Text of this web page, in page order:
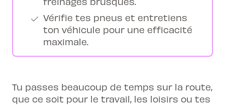
Vérifie tes pneus et entretiens
ton véhicule pour une efficacité
maximale.
Tu passes beaucoup de temps sur la route,
que ce soit pour le travail, les loisirs ou tes